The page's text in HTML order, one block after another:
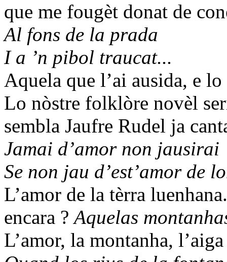
que me fougèt donat de
Al fons de la prada
I a ’n pibol traucat...
Aquela que l’ai ausida, e
Lo nòstre folklòre novèl
sembla Jaufre Rudel ja
Jamai d’amor non jausirai
Se non jau d’est’amor de
L’amor de la tèrra
encara ?Aquelas
L’amor, la montanha,